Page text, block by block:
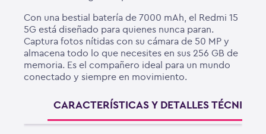
Con una bestial batería de 7000 mAh, el Redmi 15
5G está diseñado para quienes nunca paran.
Captura fotos nítidas con su cámara de 50 MP y
almacena todo lo que necesites en sus 256 GB de
memoria. Es el compañero ideal para un mundo
conectado y siempre en movimiento.
CARACTERÍSTICAS Y DETALLES TÉCNICOS